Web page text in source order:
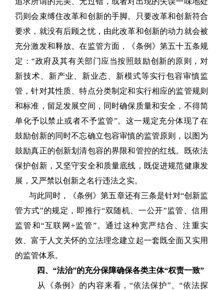
罚则会束缚住改革和创新的手脚。只要改革和创新符合
要求，就没有后顾之忧，由此改革和创新的动力就会被
充分激发和释放。在监管方面，《条例》第五十五条规
定：“政府及其有关部门应当按照鼓励创新的原则，对
新技术、新产业、新业态、新模式等实行包容审慎监
管，针对其性质、特点分类制定和实行相应的监管规则
和标准，留足发展空间，同时确保质量和安全，不得简
单化予以禁止或者不予监管”。这一规定充分体现了在
鼓励创新的同时不忘确立包容审慎的监管原则，以图为
鼓励真正的创新划清包容的界限和管控的红线。既依法
保护创新，又坚守安全和质量底线，既促进规范健康发
展，又严禁以创新之名行违法之实。
与此同时，《条例》第五章还有三条是针对“创新监
管方式”的规定，即推行“双随机、一公开”监管、信用
监管和“互联网+监管”。通过这种宽严结合、注重实
效、富于人文关怀的立法理念建立起一套既全面又实用
的监管体系。
四、“法治”的充分保障确保各类主体“权责一致”
从《条例》的内容来看，“依法保护”、“依法探